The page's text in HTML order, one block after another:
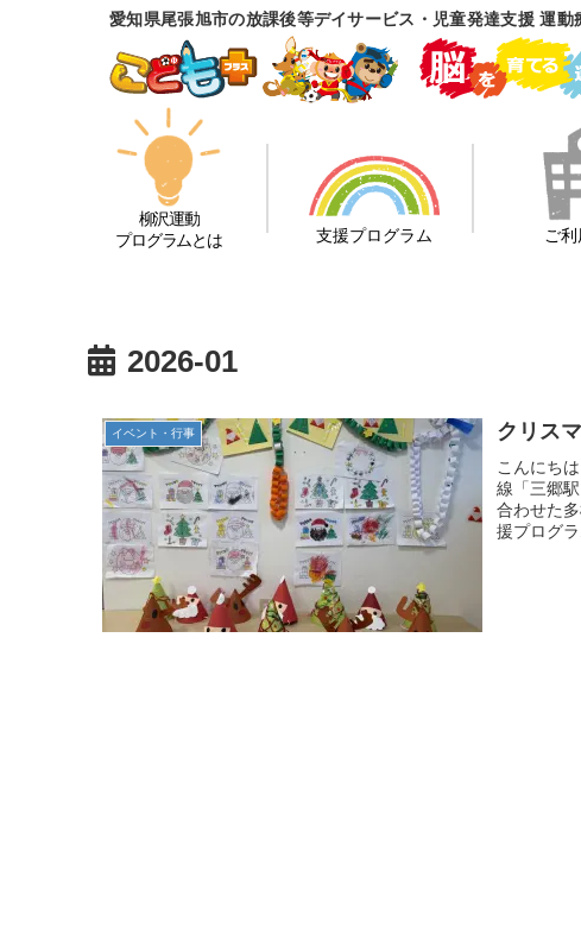
愛知県尾張旭市の放課後等デイサービス・児童発達支援 運
柳沢運動
プログラムとは
支援プログラム ご
2026-01
イベント・行事 クリス
こんにち
線「三郷
合わせた
援プログ